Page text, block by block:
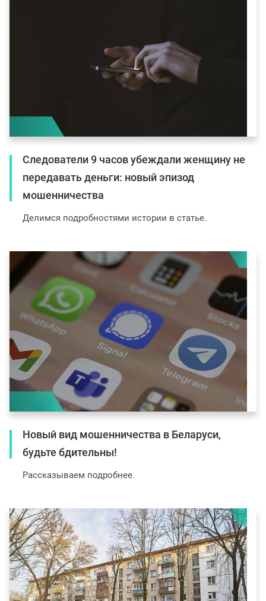
Следователи 9 часов убеждали женщину не
передавать деньги: новый эпизод
мошенничества
Делимся подробностями истории в статье.
Новый вид мошенничества в Беларуси,
будьте бдительны!
Рассказываем подробнее.